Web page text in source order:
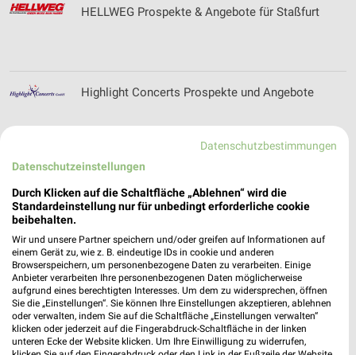
HELLWEG Prospekte & Angebote für Staßfurt
Highlight Concerts Prospekte und Angebote
HKL BAUMASCHINEN Prospekte & Angebote für
Bernburg (Saale)
Honda Center Leipzig Filialen & Öffnungszeiten
für Leipzig
HORNBACH Prospekte & Angebote für Halle
Datenschutzbestimmungen
Datenschutzeinstellungen
Durch Klicken auf die Schaltfläche „Ablehnen“ wird die
Standardeinstellung nur für unbedingt erforderliche cookie
beibehalten.
Wir und unsere Partner speichern und/oder greifen auf Informationen auf
einem Gerät zu, wie z. B. eindeutige IDs in cookie und anderen
Browserspeichern, um personenbezogene Daten zu verarbeiten. Einige
Anbieter verarbeiten Ihre personenbezogenen Daten möglicherweise
aufgrund eines berechtigten Interesses. Um dem zu widersprechen, öffnen
Sie die „Einstellungen“. Sie können Ihre Einstellungen akzeptieren, ablehnen
oder verwalten, indem Sie auf die Schaltfläche „Einstellungen verwalten“
klicken oder jederzeit auf die Fingerabdruck-Schaltfläche in der linken
unteren Ecke der Website klicken. Um Ihre Einwilligung zu widerrufen,